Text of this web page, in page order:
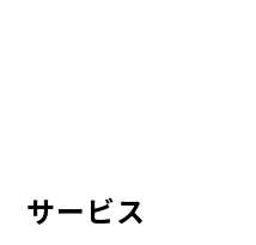
サービス